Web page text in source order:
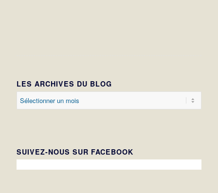
LES ARCHIVES DU BLOG
SUIVEZ-NOUS SUR FACEBOOK